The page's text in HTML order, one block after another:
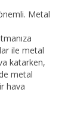
Metal
ile metal
katarken,
metal
hava